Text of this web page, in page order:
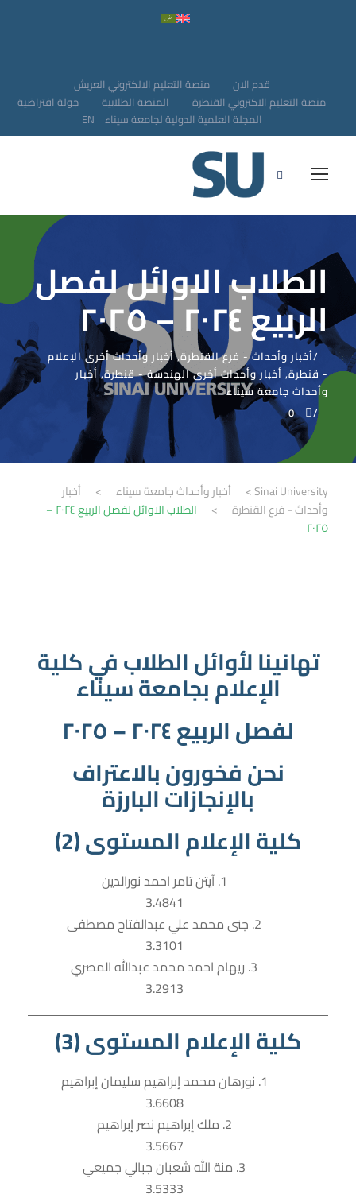
قدم الان
منصة التعليم الالكتروني العريش
منصة التعليم الاكتروني القنطرة
المنصة الطلابية
جولة افتراضية
المجلة العلمية الدولية لجامعة سيناء EN
الطلاب الاوائل لفصل
الربيع ٢٠٢٤ – ٢٠٢٥
أخبار وأحداث - فرع القنطرة, أخبار وأحداث أخرى الإعلام
- قنطرة, أخبار وأحداث أخرى الهندسة - قنطرة, أخبار
وأحداث جامعة سيناء
0
Sinai University
> أخبار وأحداث جامعة سيناء >
أخبار
وأحداث - فرع القنطرة
>
الطلاب الاوائل لفصل الربيع ٢٠٢٤ –
٢٠٢٥
تهانينا لأوائل الطلاب في كلية
الإعلام بجامعة سيناء
لفصل الربيع ٢٠٢٤ – ٢٠٢٥
نحن فخورون بالاعتراف
بالإنجازات البارزة
كلية الإعلام المستوى (2)
1. آيتن تامر احمد نورالدين
3.4841
2. جنى محمد علي عبدالفتاح مصطفى
3.3101
3. ريهام احمد محمد عبدالله المصري
3.2913
كلية الإعلام المستوى (3)
1. نورهان محمد إبراهيم سليمان إبراهيم
3.6608
2. ملك إبراهيم نصر إبراهيم
3.5667
3. منة الله شعبان جبالي جميعي
3.5333